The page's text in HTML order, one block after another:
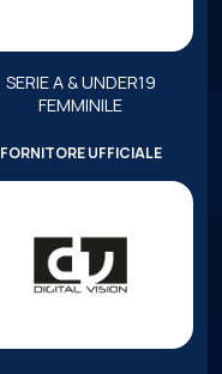
SERIE A & UNDER19
FEMMINILE
FORNITORE UFFICIALE